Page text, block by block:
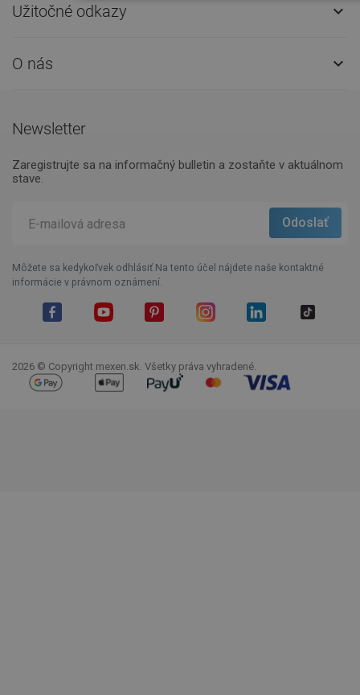
Užitočné odkazy 
O nás 
Newsletter
Zaregistrujte sa na informačný bulletin a zostaňte v aktuálnom
stave.
Môžete sa kedykoľvek odhlásiť.Na tento účel nájdete naše kontaktné
informácie v právnom oznámení.
2026 © Copyright mexen.sk. Všetky práva vyhradené.